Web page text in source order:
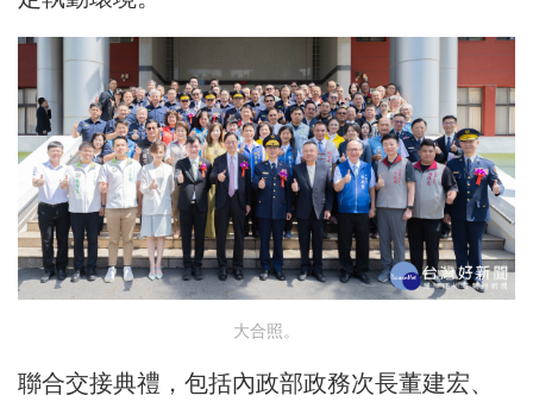
大合照。
聯合交接典禮，包括內政部政務次長董建宏、